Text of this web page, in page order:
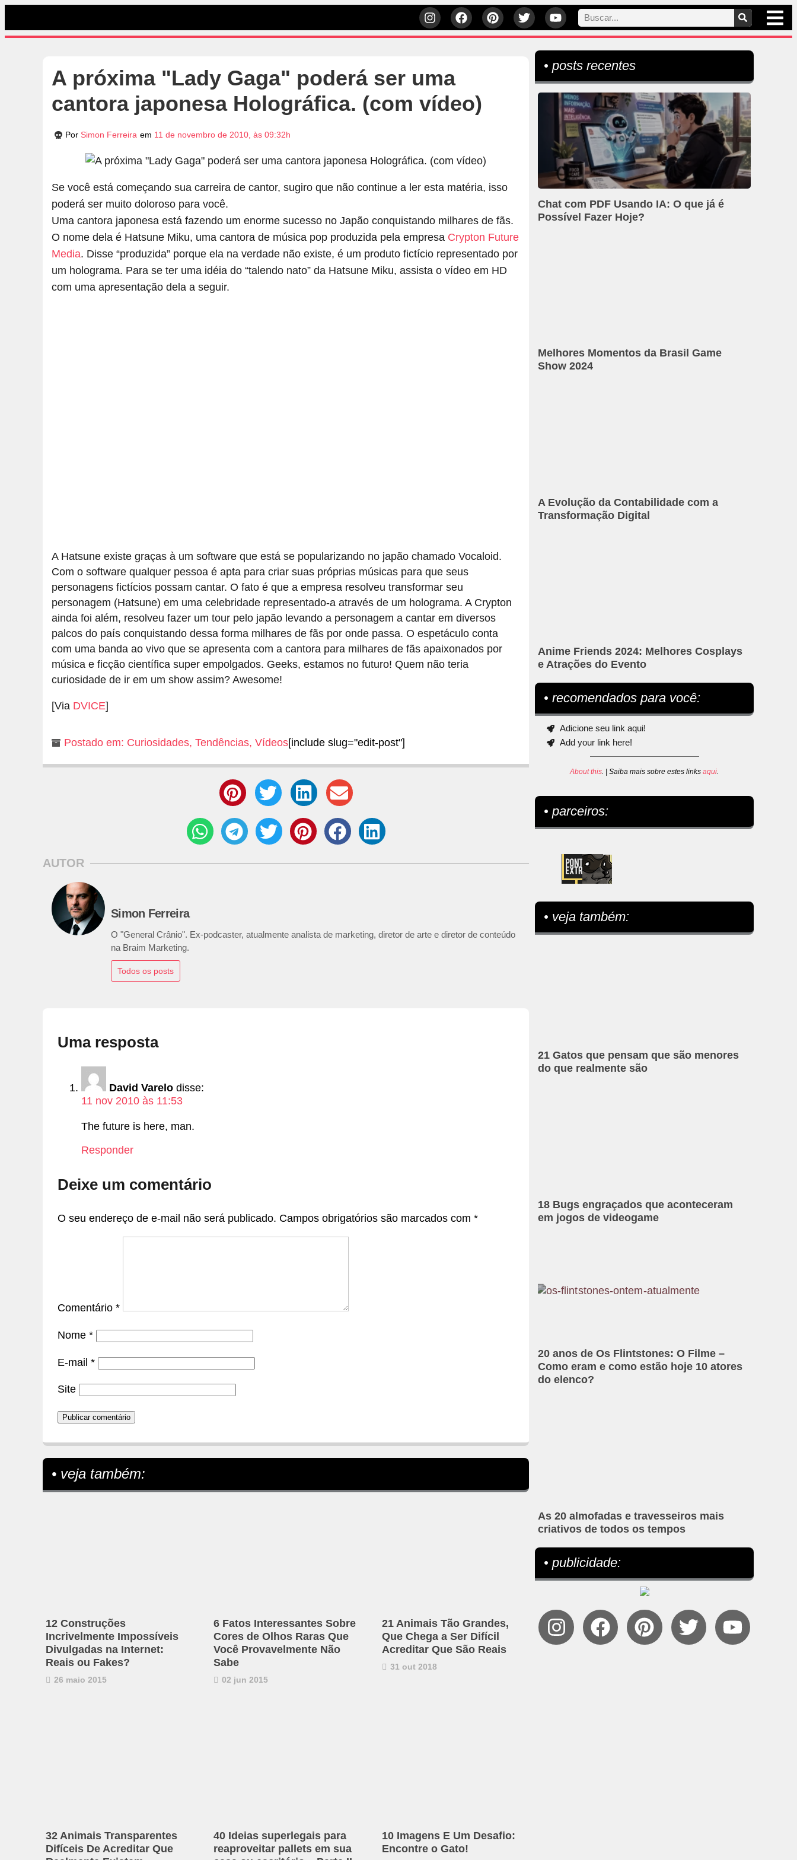
A próxima "Lady Gaga" poderá ser uma
cantora japonesa Holográfica. (com vídeo)
Por Simon Ferreira em 11 de novembro de 2010, às 09:32h
Se você está começando sua carreira de cantor, sugiro que não continue a ler esta matéria, isso
poderá ser muito doloroso para você.
Uma cantora japonesa está fazendo um enorme sucesso no Japão conquistando milhares de fãs.
O nome dela é Hatsune Miku, uma cantora de música pop produzida pela empresa Crypton Future
Media. Disse “produzida” porque ela na verdade não existe, é um produto fictício representado por
um holograma. Para se ter uma idéia do “talendo nato” da Hatsune Miku, assista o vídeo em HD
com uma apresentação dela a seguir.
A Hatsune existe graças à um software que está se popularizando no japão chamado Vocaloid.
Com o software qualquer pessoa é apta para criar suas próprias músicas para que seus
personagens fictícios possam cantar. O fato é que a empresa resolveu transformar seu
personagem (Hatsune) em uma celebridade representado-a através de um holograma. A Crypton
ainda foi além, resolveu fazer um tour pelo japão levando a personagem a cantar em diversos
palcos do país conquistando dessa forma milhares de fãs por onde passa. O espetáculo conta
com uma banda ao vivo que se apresenta com a cantora para milhares de fãs apaixonados por
música e ficção científica super empolgados. Geeks, estamos no futuro! Quem não teria
curiosidade de ir em um show assim? Awesome!
[Via DVICE]
Postado em: Curiosidades, Tendências, Vídeos[include slug="edit-post"]
AUTOR
Simon Ferreira
O "General Crânio". Ex-podcaster, atualmente analista de marketing, diretor de arte e diretor de conteúdo
na Braim Marketing.
Todos os posts
Uma resposta
David Varelo disse:
11 nov 2010 às 11:53
The future is here, man.
Responder
Deixe um comentário
O seu endereço de e-mail não será publicado. Campos obrigatórios são marcados com *
Comentário *
Nome *
E-mail *
Site
• veja também:
12 Construções
Incrivelmente Impossíveis
Divulgadas na Internet:
Reais ou Fakes?
26 maio 2015
6 Fatos Interessantes Sobre
Cores de Olhos Raras Que
Você Provavelmente Não
Sabe
02 jun 2015
21 Animais Tão Grandes,
Que Chega a Ser Difícil
Acreditar Que São Reais
31 out 2018
32 Animais Transparentes
Difíceis De Acreditar Que
40 Ideias superlegais para
reaproveitar pallets em sua
10 Imagens E Um Desafio:
Encontre o Gato!
• posts recentes
Chat com PDF Usando IA: O que já é
Possível Fazer Hoje?
Melhores Momentos da Brasil Game
Show 2024
A Evolução da Contabilidade com a
Transformação Digital
Anime Friends 2024: Melhores Cosplays
e Atrações do Evento
• recomendados para você:
Adicione seu link aqui!
Add your link here!
About this. | Saiba mais sobre estes linksaqui.
• parceiros:
• veja também:
21 Gatos que pensam que são menores
do que realmente são
18 Bugs engraçados que aconteceram
em jogos de videogame
20 anos de Os Flintstones: O Filme –
Como eram e como estão hoje 10 atores
do elenco?
As 20 almofadas e travesseiros mais
criativos de todos os tempos
• publicidade: